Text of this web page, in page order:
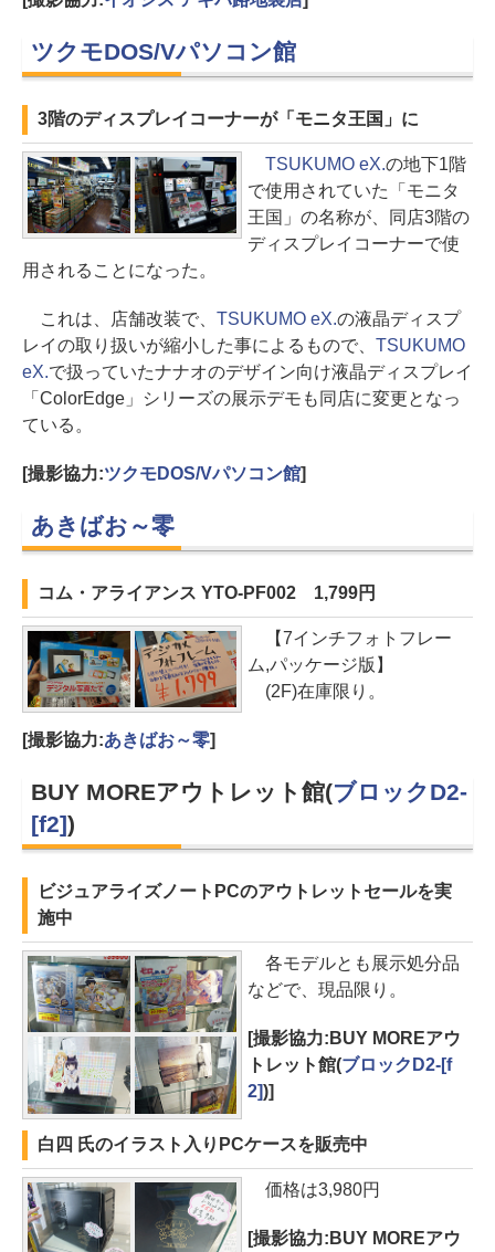
ツクモDOS/Vパソコン館
3階のディスプレイコーナーが「モニタ王国」に
TSUKUMO eX.の地下1階
で使用されていた「モニタ
王国」の名称が、同店3階の
ディスプレイコーナーで使
用されることになった。
これは、店舗改装で、 TSUKUMO eX.の液晶ディスプ
レイの取り扱いが縮小した事によるもので、 TSUKUMO
eX.で扱っていたナナオのデザイン向け液晶ディスプレイ
「ColorEdge」シリーズの展示デモも同店に変更となっ
ている。
[撮影協力:ツクモDOS/Vパソコン館]
あきばお～零
コム・アライアンス YTO-PF002 1,799円
【7インチフォトフレー
ム,パッケージ版】
(2F)在庫限り。
[撮影協力:あきばお～零]
BUY MOREアウトレット館(ブロックD2-
[f2])
ビジュアライズノートPCのアウトレットセールを実
施中
各モデルとも展示処分品
などで、現品限り。
[撮影協力:BUY MOREアウ
トレット館(ブロックD2-[f
2])]
白四 氏のイラスト入りPCケースを販売中
価格は3,980円
[撮影協力:BUY MOREアウ